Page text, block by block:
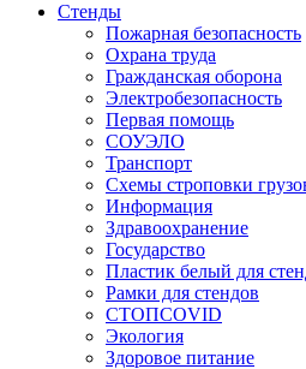
Стенды
Пожарная безопасность
Охрана труда
Гражданская оборона
Электробезопасность
Первая помощь
СОУЭЛО
Транспорт
Схемы строповки
Информация
Здравоохранение
Государство
Пластик белый для
Рамки для стендов
СТОПCOVID
Экология
Здоровое питание